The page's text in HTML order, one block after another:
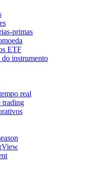
primas
ETF
instrumento
real
trading